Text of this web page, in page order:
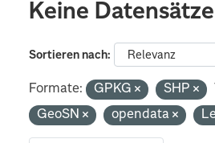
Keine
Sortieren nach
Formate: GPKG SHP
GeoSN
opendata